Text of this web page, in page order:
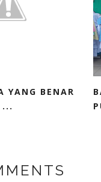
YANG BENAR
...